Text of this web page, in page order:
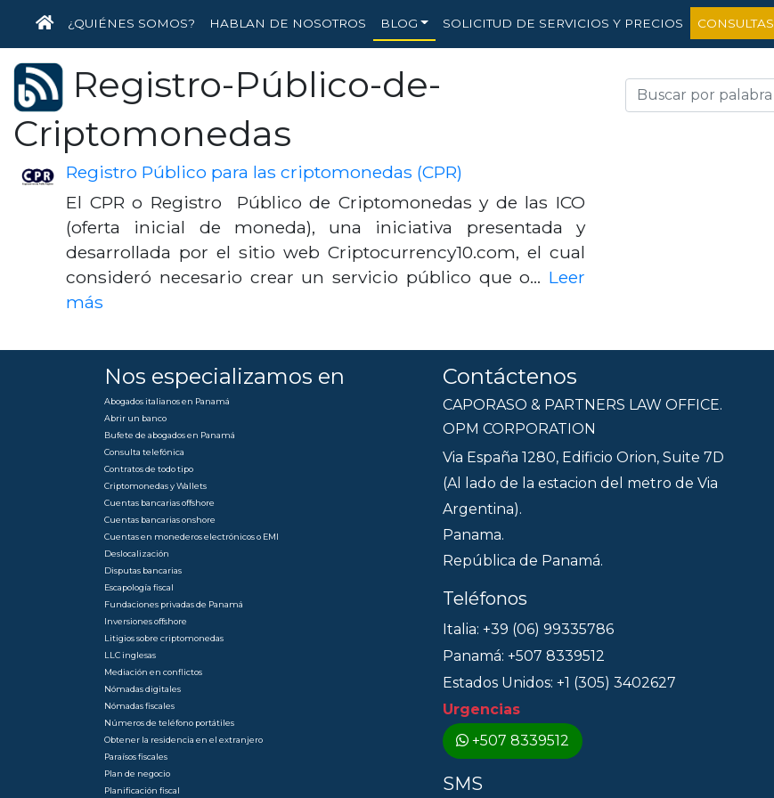
INICIO
¿QUIÉNES SOMOS? HABLAN DE NOSOTROS BLOG SOLICITUD DE SERVICIOS Y PRECIOS CONSULTAS
Registro-Público-de-
Criptomonedas
Registro Público para las criptomonedas (CPR)
El CPR o Registro Público de Criptomonedas y de las ICO
(oferta inicial de moneda), una iniciativa presentada y
desarrollada por el sitio web Criptocurrency10.com, el cual
consideró necesario crear un servicio público que o… Leer
más
Nos especializamos en
Abogados italianos en Panamá
Abrir un banco
Bufete de abogados en Panamá
Consulta telefónica
Contratos de todo tipo
Criptomonedas y Wallets
Cuentas bancarias offshore
Cuentas bancarias onshore
Cuentas en monederos electrónicos o EMI
Deslocalización
Disputas bancarias
Escapología fiscal
Fundaciones privadas de Panamá
Inversiones offshore
Litigios sobre criptomonedas
LLC inglesas
Mediación en conflictos
Nómadas digitales
Nómadas fiscales
Números de teléfono portátiles
Obtener la residencia en el extranjero
Paraísos fiscales
Plan de negocio
Planificación fiscal
Contáctenos
CAPORASO & PARTNERS LAW OFFICE.
OPM CORPORATION
Via España 1280, Edificio Orion, Suite 7D
(Al lado de la estacion del metro de Via
Argentina).
Panama.
República de Panamá.
Teléfonos
Italia: +39 (06) 99335786
Panamá: +507 8339512
Estados Unidos: +1 (305) 3402627
Urgencias
+507 8339512
SMS